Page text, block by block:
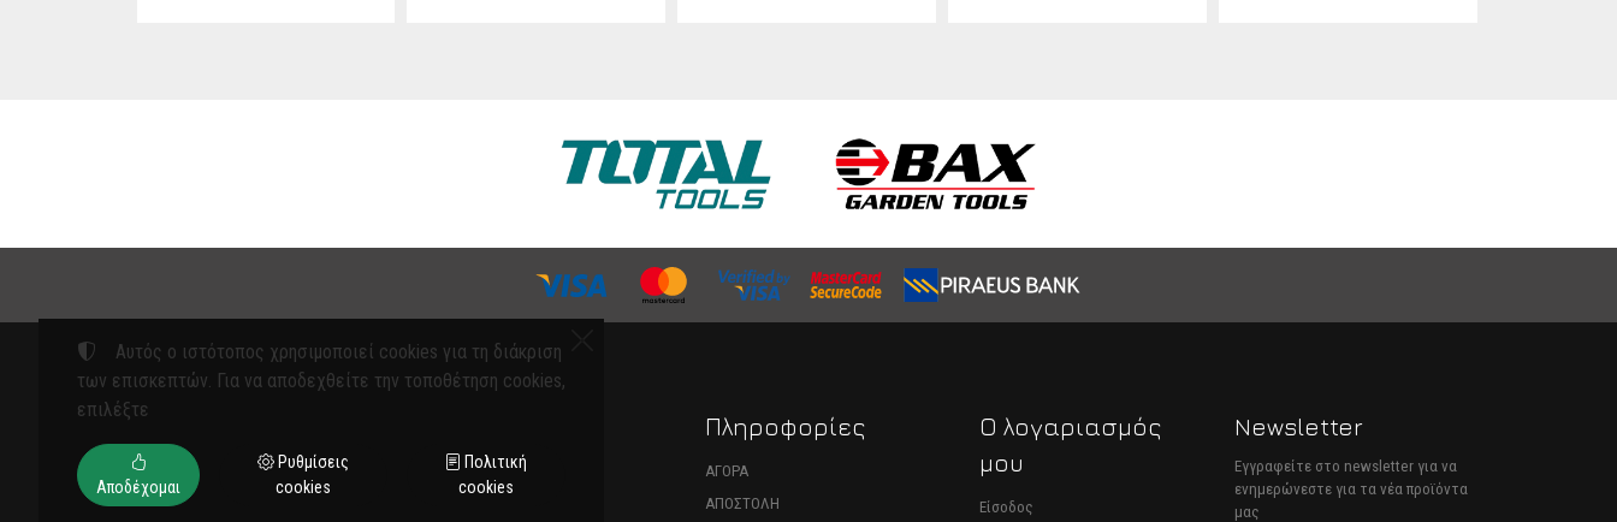
ΓΕΩΡΓΙΚΑ ΜΗΧΑΝΗΜΑΤΑ
Πληροφορίες
ΑΓΟΡΑ
ΑΠΟΣΤΟΛΗ
Ο λογαριασμός
μου
Είσοδος
Newsletter
Εγγραφείτε στο newsletter για να
ενημερώνεστε για τα νέα προϊόντα
μας
Αυτός ο ιστότοπος χρησιμοποιεί cookies για τη διάκριση
των επισκεπτών. Για να αποδεχθείτε την τοποθέτηση cookies,
επιλέξτε
Αποδέχομαι
Ρυθμίσεις
cookies
Πολιτική
cookies